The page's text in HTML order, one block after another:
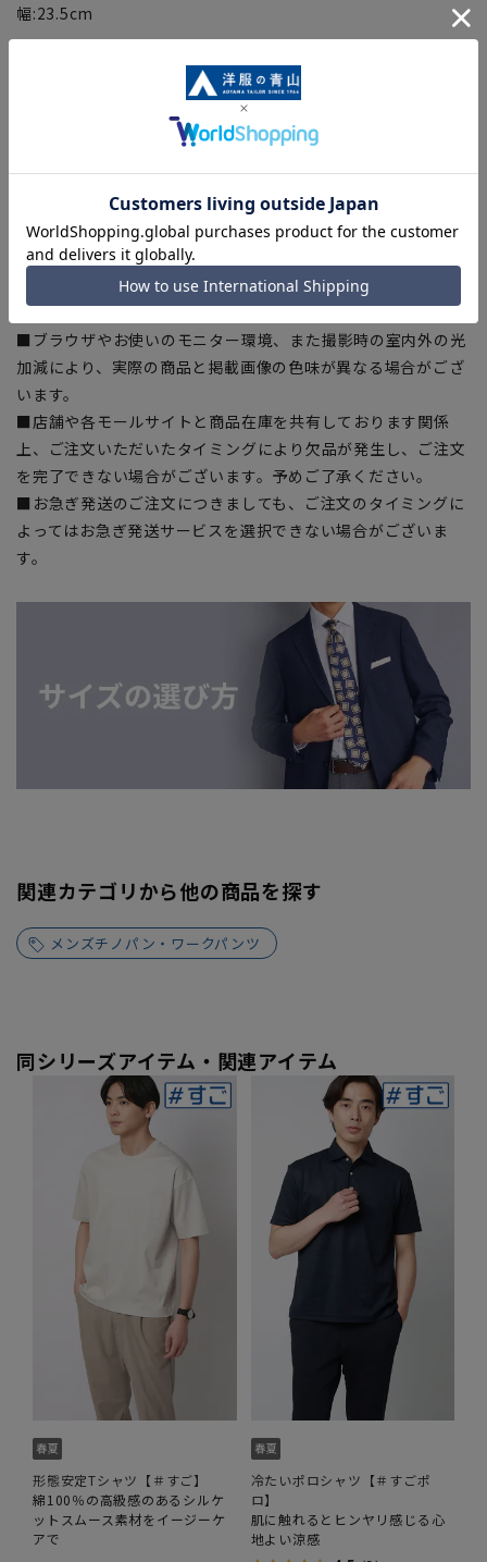
幅:23.5cm
【商品に関するご注意】
■商品画像はサンプルのため、色味やサイズ等の仕様に変更が
ある場合がございますので、予めご了承ください。
■サイズスペックは仕上がりサイズを記載しております。一
部、商品現物におすすめサイズ(ヌードサイズ)を記載している
商品もございます。
■ゆとり感には個人差があります。サイズ表を確認の上、ご購
入の目安としてご利用ください。
■生地や仕様・デザインにより、着用感や実際のサイズ表に若
干の誤差が生じる場合がございます。予めご了承ください。
■ブラウザやお使いのモニター環境、また撮影時の室内外の光
加減により、実際の商品と掲載画像の色味が異なる場合がござ
います。
■店舗や各モールサイトと商品在庫を共有しております関係
上、ご注文いただいたタイミングにより欠品が発生し、ご注文
を完了できない場合がございます。予めご了承ください。
■お急ぎ発送のご注文につきましても、ご注文のタイミングに
よってはお急ぎ発送サービスを選択できない場合がございま
す。
関連カテゴリから他の商品を探す
メンズチノパン・ワークパンツ
同シリーズアイテム・関連アイテム
形態安定Tシャツ【＃すご】
綿100％の高級感のあるシルケ
ットスムース素材をイージーケ
アで
冷たいポロシャツ【＃すごポ
ロ】
肌に触れるとヒンヤリ感じる心
地よい涼感